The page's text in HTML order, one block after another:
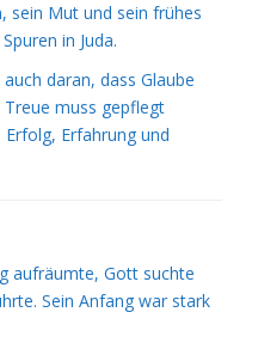
sein Mut und sein frühes
in Juda.
daran, dass Glaube
muss gepflegt
Erfahrung und
aufräumte, Gott suchte
Sein Anfang war stark